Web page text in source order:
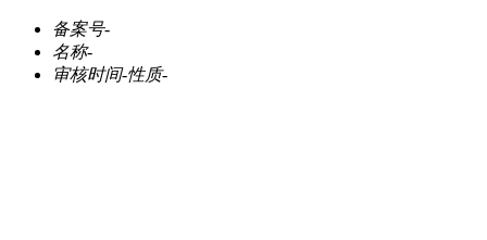
备案号-
名称-
审核时间-性质-